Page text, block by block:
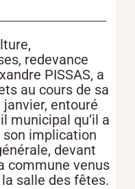
redevance
PISSAS, a
au cours de sa
entouré
municipal qu’il a
implication
devant
commune venus
salle des fêtes.